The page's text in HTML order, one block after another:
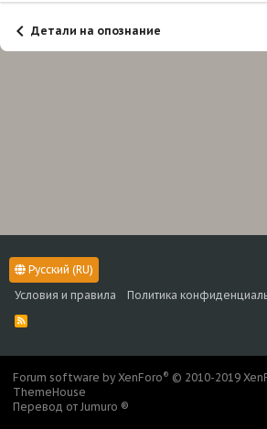
Детали на опознание
Русский (RU)
Условия и правила
Политика
R
S
Forum software by XenForo® © 2010-2019
ThemeHouse
Перевод от Jumuro ®